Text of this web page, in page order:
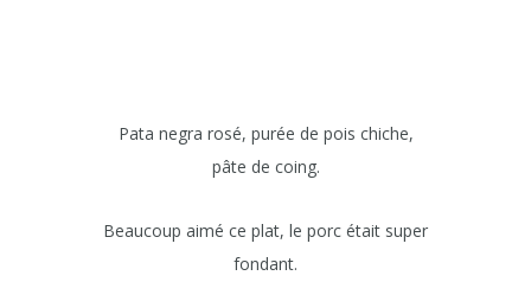
Pata negra rosé, purée de pois chiche,
pâte de coing.
Beaucoup aimé ce plat, le porc était super
fondant.